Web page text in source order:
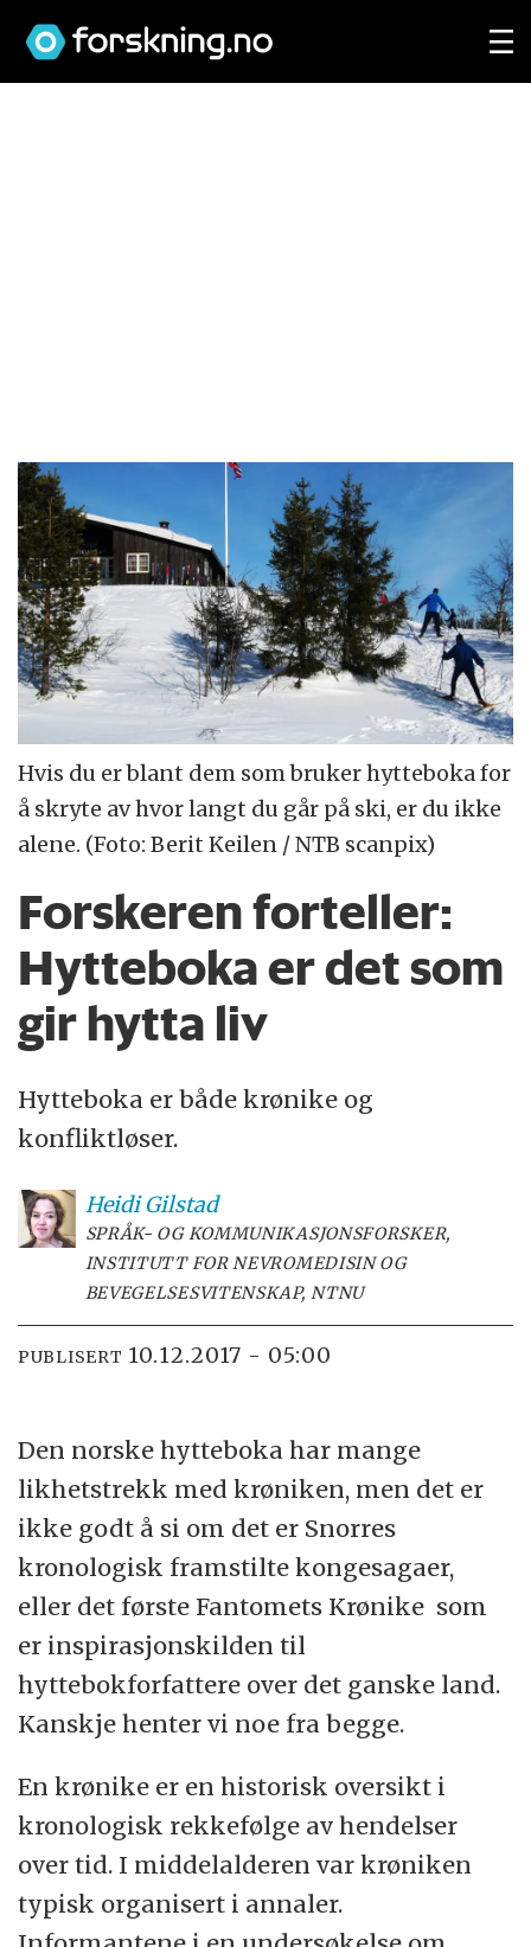
Hvis du er blant dem som bruker hytteboka for
å skryte av hvor langt du går på ski, er du ikke
alene. (Foto: Berit Keilen / NTB scanpix)
Forskeren forteller:
Hytteboka er det som
gir hytta liv
Hytteboka er både krønike og
konfliktløser.
Heidi Gilstad
SPRÅK- OG KOMMUNIKASJONSFORSKER,
INSTITUTT FOR NEVROMEDISIN OG
BEVEGELSESVITENSKAP, NTNU
PUBLISERT 10.12.2017 - 05:00
Den norske hytteboka har mange
likhetstrekk med krøniken, men det er
ikke godt å si om det er Snorres
kronologisk framstilte kongesagaer,
eller det første Fantomets Krønike som
er inspirasjonskilden til
hyttebokforfattere over det ganske land.
Kanskje henter vi noe fra begge.
En krønike er en historisk oversikt i
kronologisk rekkefølge av hendelser
over tid. I middelalderen var krøniken
typisk organisert i annaler.